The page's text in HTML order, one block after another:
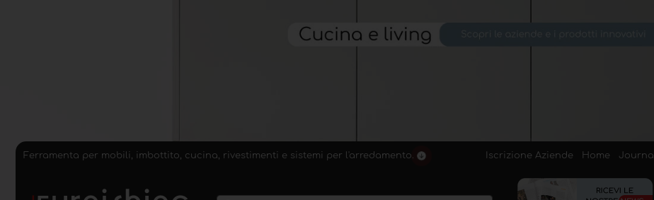
Ferramenta per mobili, imbottito, cucina, rivestimenti e sistemi per l'arredamento. Iscrizione Aziende Home Journal